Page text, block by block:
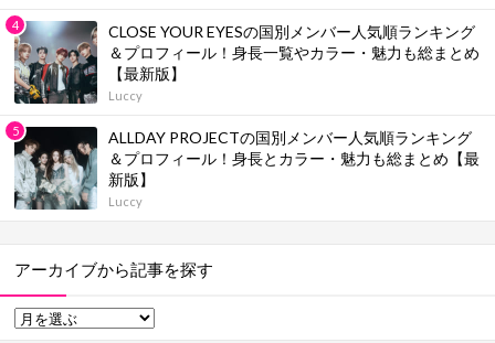
CLOSE YOUR EYESの国別メンバー人気順ランキング
＆プロフィール！身長一覧やカラー・魅力も総まとめ
【最新版】
Luccy
ALLDAY PROJECTの国別メンバー人気順ランキング
＆プロフィール！身長とカラー・魅力も総まとめ【最
新版】
Luccy
アーカイブから記事を探す